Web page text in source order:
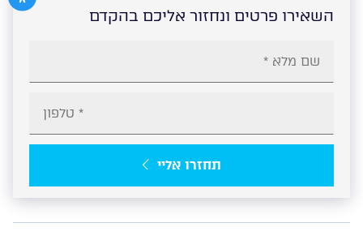
השאירו פרטים ונחזור אליכם בהקדם
תחזרו אליי